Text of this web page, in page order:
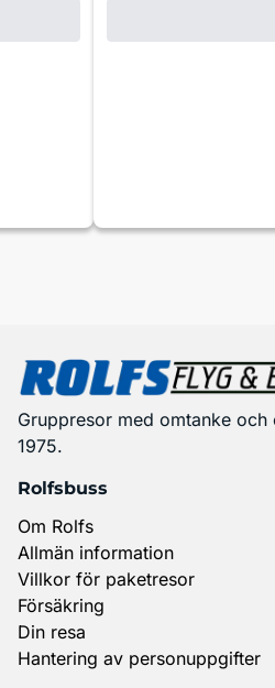
Gruppresor med omtanke och
1975.
Rolfsbuss
Om Rolfs
Allmän information
Villkor för paketresor
Försäkring
Din resa
Hantering av personuppgifter